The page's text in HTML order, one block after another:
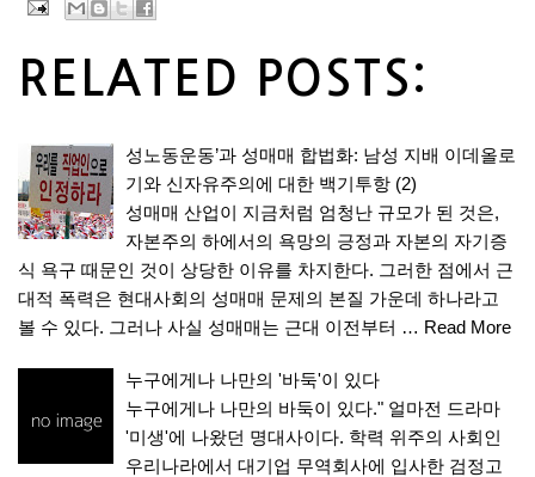
RELATED POSTS:
성노동운동’과 성매매 합법화: 남성 지배 이데올로
기와 신자유주의에 대한 백기투항 (2)
성매매 산업이 지금처럼 엄청난 규모가 된 것은,
자본주의 하에서의 욕망의 긍정과 자본의 자기증
식 욕구 때문인 것이 상당한 이유를 차지한다. 그러한 점에서 근
대적 폭력은 현대사회의 성매매 문제의 본질 가운데 하나라고
볼 수 있다. 그러나 사실 성매매는 근대 이전부터 … Read More
누구에게나 나만의 '바둑'이 있다
누구에게나 나만의 바둑이 있다." 얼마전 드라마
'미생'에 나왔던 명대사이다. 학력 위주의 사회인
우리나라에서 대기업 무역회사에 입사한 검정고